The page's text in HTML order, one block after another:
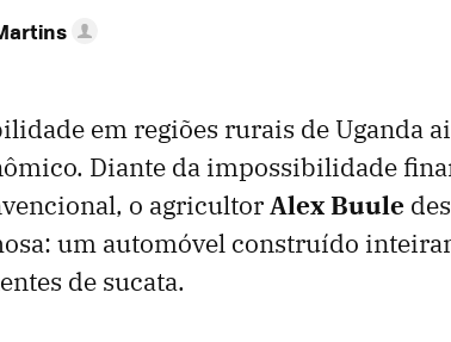
em regiões rurais de Uganda
Diante da impossibilidade
o agricultorAlex Buule
um automóvel construído
de sucata.